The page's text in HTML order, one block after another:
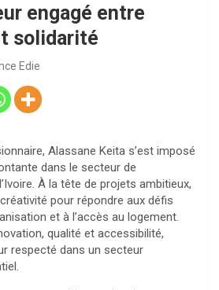
engagé entre
solidarité
Edie
Alassane Keita s’est imposé
dans le secteur de
À la tête de projets ambitieux,
pour répondre aux défis
et à l’accès au logement.
qualité et accessibilité,
respecté dans un secteur